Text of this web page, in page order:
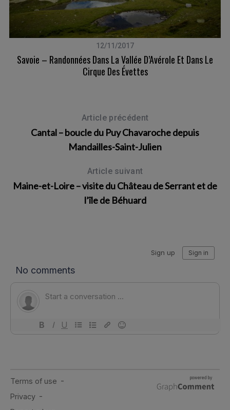
12/11/2017
Savoie – Randonnées Dans La Vallée D’Avérole Et Dans Le
Cirque Des Évettes
Article précédent
Cantal – boucle du Puy Chavaroche depuis
Mandailles-Saint-Julien
Article suivant
Maine-et-Loire – visite du Château de Serrant et de
l’île de Béhuard